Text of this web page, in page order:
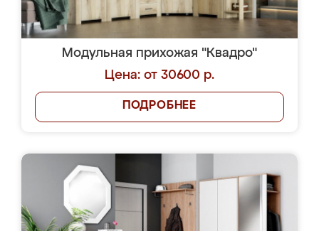
Модульная прихожая "Квадро"
Цена: от 30600 р.
ПОДРОБНЕЕ